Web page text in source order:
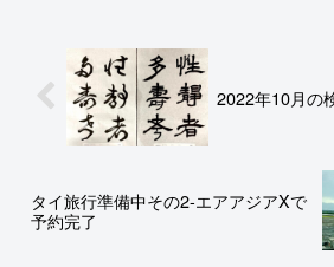
2022年10月の
タイ旅行準備中その2-エアアジアXで
予約完了